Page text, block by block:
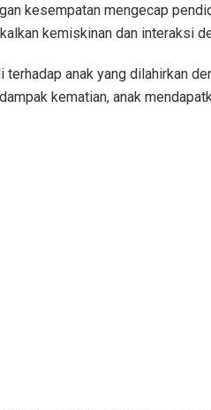
kesempatan mengecap
kemiskinan dan interaksi
anak yang dilahirkan
kematian, anak